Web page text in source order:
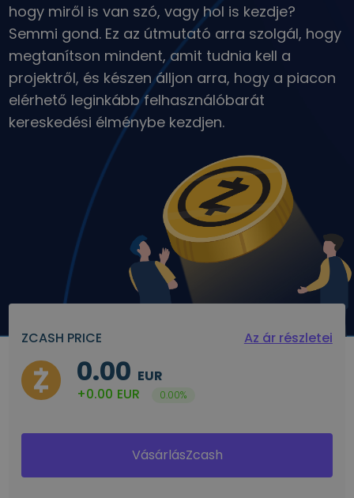
Eszközök felfedezése
Fedezz fel befektetési lehetőségeket
Portfólióelemzés
Intelligens betekintés az optimális teljesítmény érdekében
hogy miről is van szó, vagy hol is kezdje?
Semmi gond. Ez az útmutató arra szolgál, hogy
megtanítson mindent, amit tudnia kell a
projektről, és készen álljon arra, hogy a piacon
elérhető leginkább felhasználóbarát
kereskedési élménybe kezdjen.
ZCASH PRICE Az ár részletei
0.00 EUR
+0.00 EUR 0.00%
VásárlásZcash